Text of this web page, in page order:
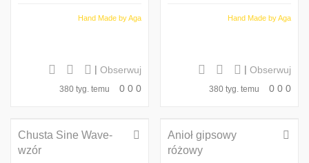
Hand Made by Aga
| Obserwuj
380 tyg. temu 0 0 0
Hand Made by Aga
| Obserwuj
380 tyg. temu 0 0 0
Chusta Sine Wave-
wzór
Anioł gipsowy
różowy